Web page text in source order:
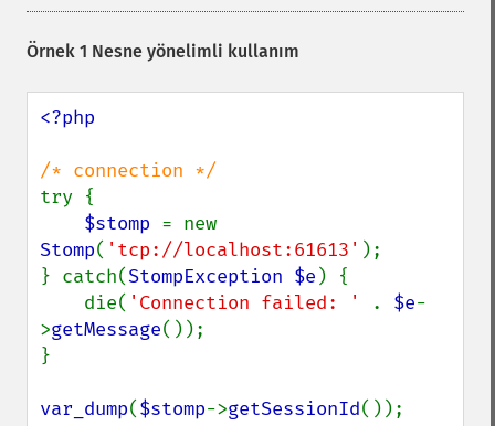
Örnek 1 Nesne yönelimli kullanım
<?php
try {
$stomp
Stomp( 'tcp://localhost:61613' );
} catch(StompException $e ) {
    die(
'Connection failed: ' . $e-
>getMessage());
}
var_dump($stomp->getSessionId());